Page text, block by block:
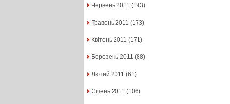
Червень 2011 (143)
Травень 2011 (173)
Квітень 2011 (171)
Березень 2011 (88)
Лютий 2011 (61)
Січень 2011 (106)